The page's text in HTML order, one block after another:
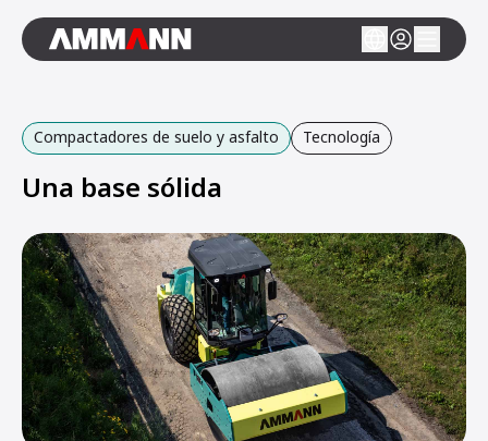
Compactadores de suelo y asfalto Tecnología
Una base sólida